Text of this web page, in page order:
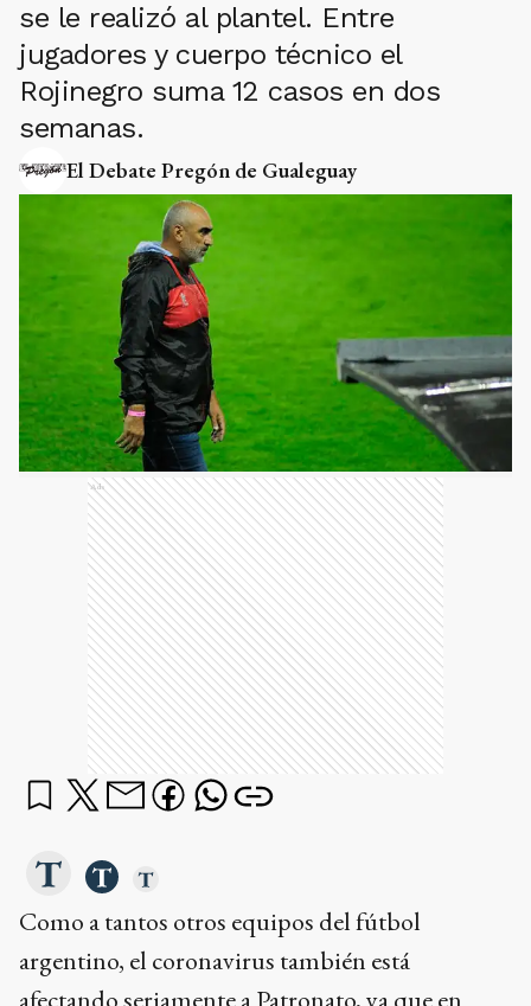
se le realizó al plantel. Entre
jugadores y cuerpo técnico el
Rojinegro suma 12 casos en dos
semanas.
El Debate Pregón de Gualeguay
Ads
Como a tantos otros equipos del fútbol
argentino, el coronavirus también está